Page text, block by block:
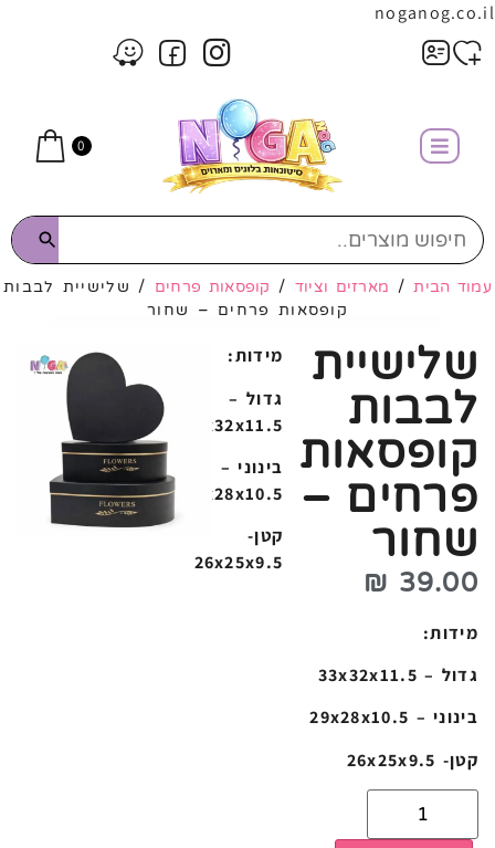
noganog.co.il
0
עמוד הבית/ מארזים וציוד / קופסאות פרחים / שלישיית לבבות
קופסאות פרחים – שחור
שלישיית
לבבות
קופסאות
פרחים –
שחור
39.00
₪
מידות:
גדול – 33x32x11.5
בינוני – 29x28x10.5
קטן- 26x25x9.5
מידות:
גדול –
33x32x11.5
בינוני –
29x28x10.5
קטן-
26x25x9.5